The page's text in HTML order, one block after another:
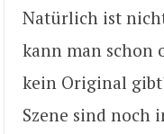
Natürlich ist
kann man schon
kein Original
Szene sind noch